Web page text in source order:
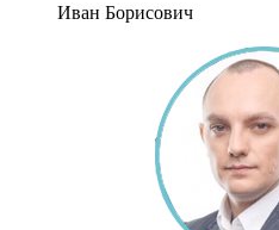
Иван Борисович